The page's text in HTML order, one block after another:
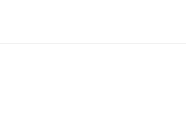
扣和服务支持。，用户在